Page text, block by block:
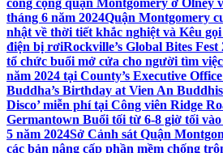
công cộng quận Montgomery ở Olney
tháng 6 năm 2024Quận Montgomery
nhật về thời tiết khắc nghiệt và Kêu
điện bị rơiRockville’s Global Bites Fest
tổ chức buổi mở cửa cho người tìm
năm 2024 tại County’s Executive
Buddha’s Birthday at Vien An
Disco’ miễn phí tại Công viên Ridge
Germantown Buổi tối từ 6-8 giờ tối
5 năm 2024Sở Cảnh sát Quận
các bản nâng cấp phần mềm chống